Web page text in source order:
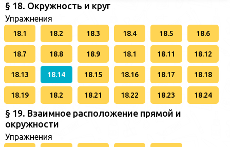
§ 18. Окружность и круг
Упражнения
18.1 18.2 18.3 18.4 18.5 18.6
18.7 18.8 18.9 18.1 18.11 18.12
18.13 18.14 18.15 18.16 18.17 18.18
18.19 18.2 18.21 18.22 18.23 18.24
§ 19. Взаимное расположение прямой и
окружности
Упражнения